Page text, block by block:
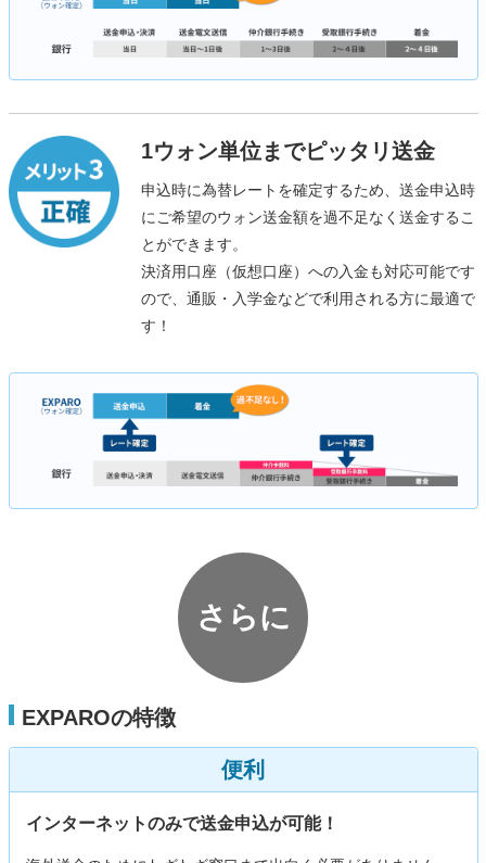
1ウォン単位までピッタリ送金
申込時に為替レートを確定するため、送金申込時
にご希望のウォン送金額を過不足なく送金するこ
とができます。
決済用口座（仮想口座）への入金も対応可能です
ので、通販・入学金などで利用される方に最適で
す！
さらに
EXPAROの特徴
便利
インターネットのみで送金申込が可能！